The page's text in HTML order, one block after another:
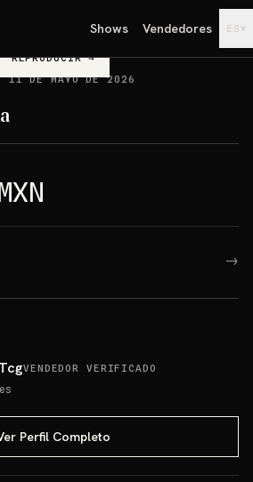
Shows Vendedores ES ▾
REPRODUCIR→
11 DE MAYO DE 2026
→
VENDEDOR VERIFICADO
Perfil Completo